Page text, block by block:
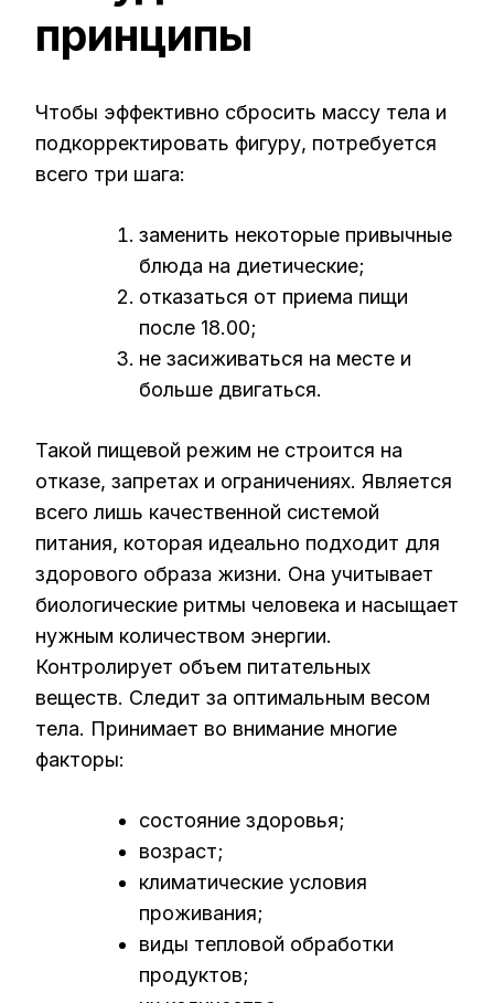
принципы
Чтобы эффективно сбросить массу тела и
подкорректировать фигуру, потребуется
всего три шага:
заменить некоторые привычные
блюда на диетические;
отказаться от приема пищи
после 18.00;
не засиживаться на месте и
больше двигаться.
Такой пищевой режим не строится на
отказе, запретах и ограничениях. Является
всего лишь качественной системой
питания, которая идеально подходит для
здорового образа жизни. Она учитывает
биологические ритмы человека и насыщает
нужным количеством энергии.
Контролирует объем питательных
веществ. Следит за оптимальным весом
тела. Принимает во внимание многие
факторы:
состояние здоровья;
возраст;
климатические условия
проживания;
виды тепловой обработки
продуктов;